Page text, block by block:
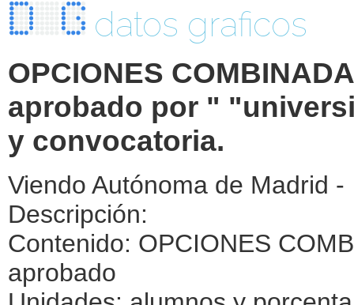
datos graficos
OPCIONES
aprobado por "
y convocatoria.
Viendo Autónoma de Madrid -
Descripción:
Contenido: OPCIONES
aprobado